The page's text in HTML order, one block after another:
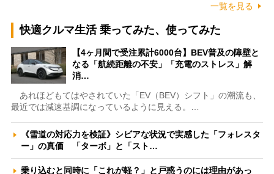
一覧を見る
快適クルマ生活 乗ってみた、使ってみた
【4ヶ月間で受注累計6000台】BEV普及の障壁と
なる「航続距離の不安」「充電のストレス」解
消…
あれほどもてはやされていた「EV（BEV）シフト」の潮流も、
最近では減速基調になっているように見える。…
《雪道の対応力を検証》シビアな状況で実感した「フォレスタ
ー」の真価 「ターボ」と「スト…
乗り込むと同時に「これが軽？」と戸惑うのには理由があっ